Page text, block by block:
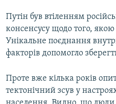
Путін був втіленням
консенсусу щодо того, якою
Унікальне поєднання
факторів допомогло
Проте вже кілька років
тектонічний зсув у